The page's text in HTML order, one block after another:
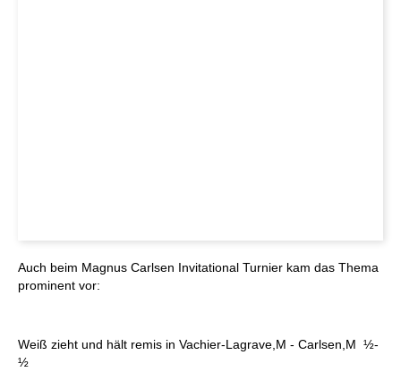
Auch beim Magnus Carlsen Invitational Turnier kam das Thema
prominent vor:
Weiß zieht und hält remis in Vachier-Lagrave,M - Carlsen,M ½-
½